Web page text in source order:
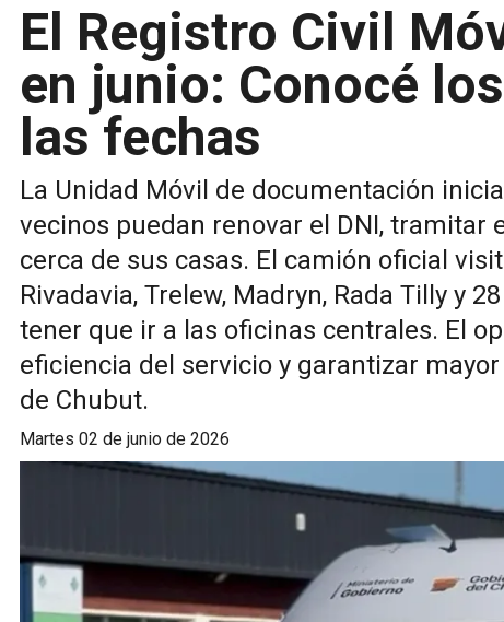
El Registro Civil
en junio: Conocé
las fechas
La Unidad Móvil de documentación
vecinos puedan renovar el DNI,
cerca de sus casas. El camión oficial
Rivadavia, Trelew, Madryn, Rada Tilly y
tener que ir a las oficinas centrales. El
eficiencia del servicio y garantizar
de Chubut.
martes 02 de junio de 2026